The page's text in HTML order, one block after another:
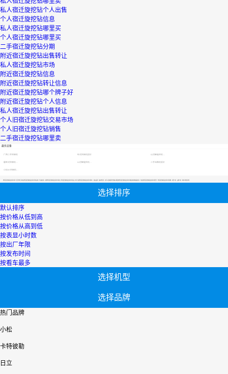
私人宿迁旋挖钻个人出售
个人宿迁旋挖钻信息
私人宿迁旋挖钻哪里买
个人宿迁旋挖钻哪里买
二手宿迁旋挖钻分期
附近宿迁旋挖钻出售转让
私人宿迁旋挖钻市场
附近宿迁旋挖钻信息
附近宿迁旋挖钻转让信息
附近宿迁旋挖钻哪个牌子好
附近宿迁旋挖钻个人信息
私人宿迁旋挖钻出售转让
个人旧宿迁旋挖钻交易市场
个人旧宿迁旋挖钻销售
二手宿迁旋挖钻哪里卖
最优设备
广西二手挖掘机 轮式挖掘机报价
二手压路机报价
【附近宿迁旋挖钻交易市场】专区为您汇总有关附近宿迁旋挖钻交易市场有关的二手设备信息，提供附近宿迁旋挖钻交易市场转让,附近宿迁旋挖钻交易市场买卖,市场,包括附近宿迁旋挖钻交易市场报价，热卖品牌，热卖地区等；还可以直接看到为您精心挑选的附近宿迁旋挖钻交易市场相关的机械设备信息，包括其附近宿迁旋挖钻交易市场型号、附近宿迁旋挖钻交易市场参数、机型介绍、品牌介绍、新机价格信息等；
选择排序
默认排序
按价格从低到高
按价格从高到低
按表显小时数
按出厂年限
按发布时间
按看车最多
选择机型
选择品牌
热门品牌
小松
卡特彼勒
日立